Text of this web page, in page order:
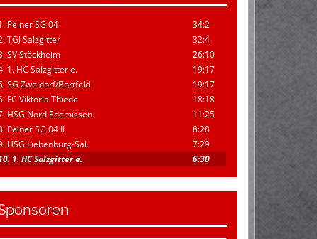
Peiner SG 04
34:2
TGJ Salzgitter
32:4
SV Stöckheim
26:10
1. HC Salzgitter e.
19:17
SG Zweidorf/Bortfeld
19:17
FC Viktoria Thiede
18:18
HSG Nord Edemissen.
11:25
Peiner SG 04 II
8:28
HSG Liebenburg-Sal.
7:29
1. HC Salzgitter e.
6:30